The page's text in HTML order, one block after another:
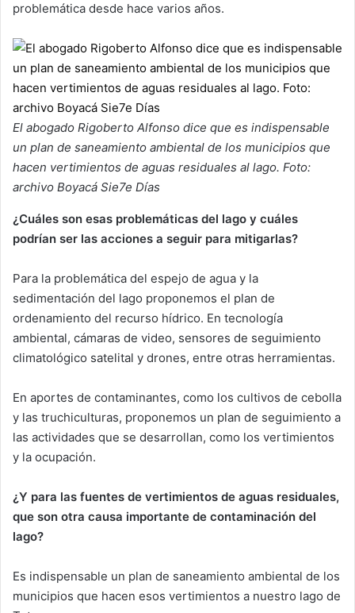
problemática desde hace varios años.
El abogado Rigoberto Alfonso dice que es indispensable
un plan de saneamiento ambiental de los municipios que
hacen vertimientos de aguas residuales al lago. Foto:
archivo Boyacá Sie7e Días
¿Cuáles son esas problemáticas del lago y cuáles
podrían ser las acciones a seguir para mitigarlas?
Para la problemática del espejo de agua y la
sedimentación del lago proponemos el plan de
ordenamiento del recurso hídrico. En tecnología
ambiental, cámaras de video, sensores de seguimiento
climatológico satelital y drones, entre otras herramientas.
En aportes de contaminantes, como los cultivos de cebolla
y las truchiculturas, proponemos un plan de seguimiento a
las actividades que se desarrollan, como los vertimientos
y la ocupación.
¿Y para las fuentes de vertimientos de aguas residuales,
que son otra causa importante de contaminación del
lago?
Es indispensable un plan de saneamiento ambiental de los
municipios que hacen esos vertimientos a nuestro lago de